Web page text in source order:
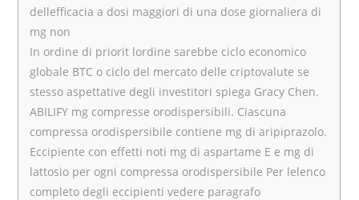
dellefficacia a dosi maggiori di una dose giornaliera di
mg non
In ordine di priorit lordine sarebbe ciclo economico
globale BTC o ciclo del mercato delle criptovalute se
stesso aspettative degli investitori spiega Gracy Chen.
ABILIFY mg compresse orodispersibili. Ciascuna
compressa orodispersibile contiene mg di aripiprazolo.
Eccipiente con effetti noti mg di aspartame E e mg di
lattosio per ogni compressa orodispersibile Per lelenco
completo degli eccipienti vedere paragrafo